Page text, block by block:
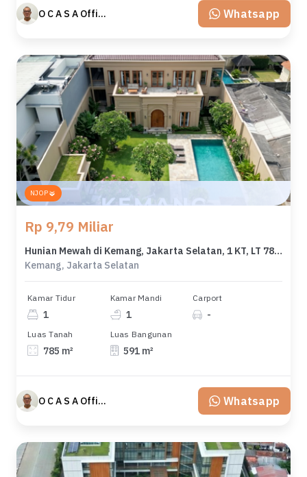
O C A S A Official property perfected Whatsapp
NJOP
Rp 9,79 Miliar
Hunian Mewah di Kemang, Jakarta Selatan, 1 KT, LT 785m²
Kemang, Jakarta Selatan
Kamar Tidur
1
Kamar Mandi
1
Carport
-
Luas Tanah
785 m²
Luas Bangunan
591 m²
O C A S A Official property perfected Whatsapp